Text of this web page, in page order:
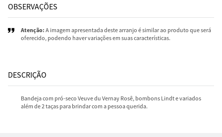
OBSERVAÇÕES
Atenção: A imagem apresentada deste arranjo é similar ao produto que será
oferecido, podendo haver variações em suas características.
DESCRIÇÃO
Bandeja com pró-seco Veuve du Vernay Rosê, bombons Lindt e variados
além de 2 taças para brindar com a pessoa querida.